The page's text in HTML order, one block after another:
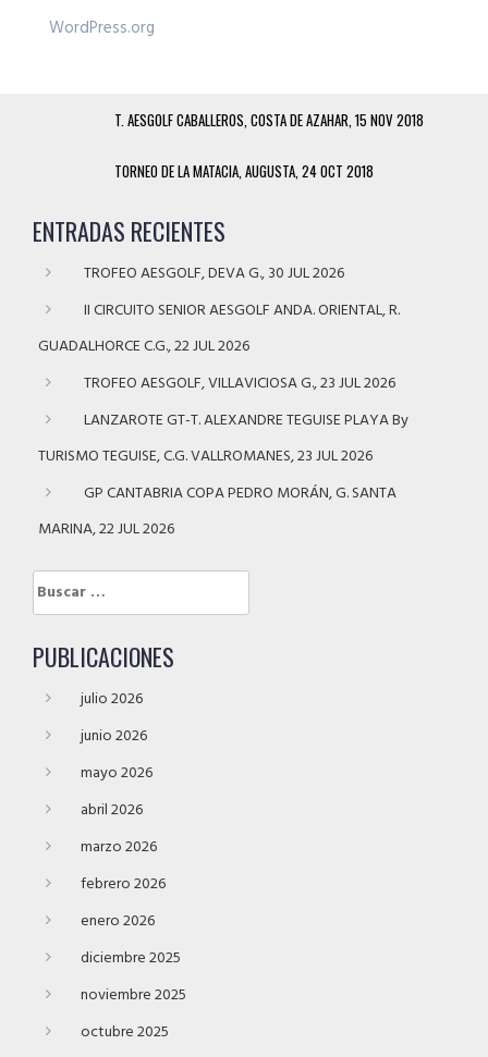
WordPress.org
T. AESGOLF CABALLEROS, COSTA DE AZAHAR, 15 NOV 2018
TORNEO DE LA MATACIA, AUGUSTA, 24 OCT 2018
ENTRADAS RECIENTES
TROFEO AESGOLF, DEVA G., 30 JUL 2026
II CIRCUITO SENIOR AESGOLF ANDA. ORIENTAL, R.
GUADALHORCE C.G., 22 JUL 2026
TROFEO AESGOLF, VILLAVICIOSA G., 23 JUL 2026
LANZAROTE GT-T. ALEXANDRE TEGUISE PLAYA By
TURISMO TEGUISE, C.G. VALLROMANES, 23 JUL 2026
GP CANTABRIA COPA PEDRO MORÁN, G. SANTA
MARINA, 22 JUL 2026
Buscar:
PUBLICACIONES
julio 2026
junio 2026
mayo 2026
abril 2026
marzo 2026
febrero 2026
enero 2026
diciembre 2025
noviembre 2025
octubre 2025